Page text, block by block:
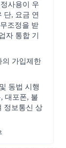
사용이 우
단, 요금 연
조정을 받
자 통합 기
의 가입제한
동법 시행
대포폰, 불
정보통신 상